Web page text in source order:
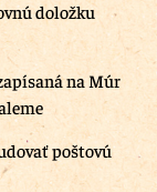
doložku
na Múr
poštovú